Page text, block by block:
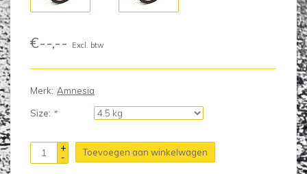
€--,-- Excl. btw
Merk: Amnesia
Size: *
+
-
Toevoegen aan winkelwagen